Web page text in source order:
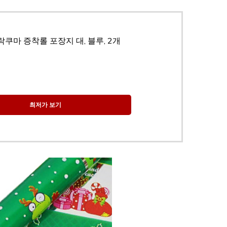
쿠마 증착롤 포장지 대, 블루, 2개
최저가 보기